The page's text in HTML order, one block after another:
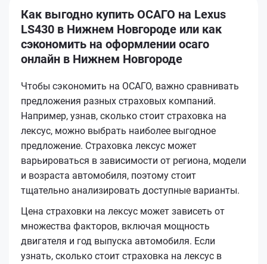
Как выгодно купить ОСАГО на Lexus
LS430 в Нижнем Новгороде или как
сэкономить на оформлении осаго
онлайн в Нижнем Новгороде
Чтобы сэкономить на ОСАГО, важно сравнивать
предложения разных страховых компаний.
Например, узнав, сколько стоит страховка на
лексус, можно выбрать наиболее выгодное
предложение. Страховка лексус может
варьироваться в зависимости от региона, модели
и возраста автомобиля, поэтому стоит
тщательно анализировать доступные варианты.
Цена страховки на лексус может зависеть от
множества факторов, включая мощность
двигателя и год выпуска автомобиля. Если
узнать, сколько стоит страховка на лексус в